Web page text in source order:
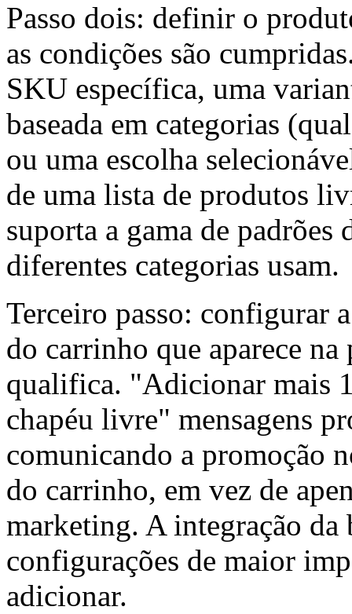
Passo dois: definir o
as condições são
SKU específica, uma
baseada em categorias
ou uma escolha
de uma lista de produtos
suporta a gama de padrões
diferentes categorias usam.
Terceiro passo: configurar
do carrinho que aparece
qualifica. "Adicionar mais
chapéu livre" mensagens
comunicando a promoção
do carrinho, em vez de
marketing. A integração da
configurações de maior
adicionar.